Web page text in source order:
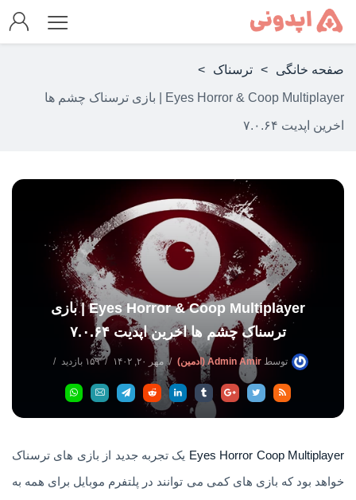
صفحه خانگی > ترسناک >
Eyes Horror & Coop Multiplayer | بازی ترسناک چشم ها
اخرین اپدیت ۷.۰.۶۴
Eyes Horror & Coop Multiplayer | بازی
ترسناک چشم ها اخرین اپدیت ۷.۰.۶۴
توسط Admin Amir (ادمین) مهر ۲۰, ۱۴۰۲
۱۵۹ بازدید
بدون دیدگاه
Eyes Horror Coop Multiplayer یک تجربه جدید از بازی های ترسناک
خواهد بود که بازی های کمی می توانند در پلتفرم موبایل برای همه به